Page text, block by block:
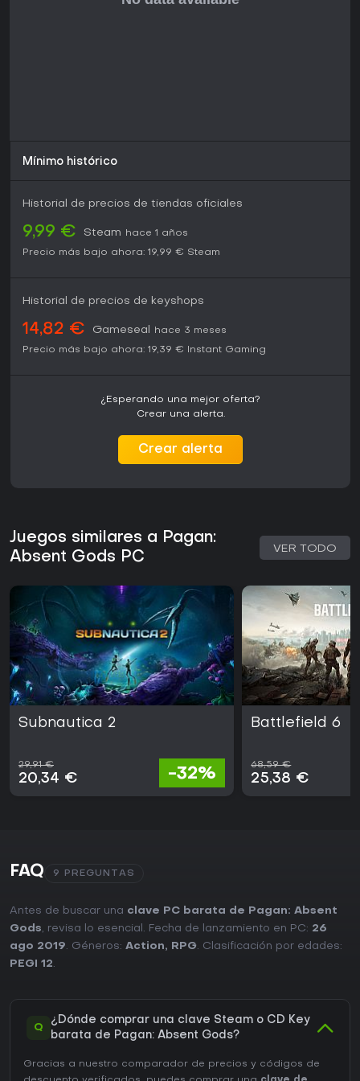
Mínimo histórico
Historial de precios de tiendas oficiales
9,99 € Steam
hace 1 años
Precio más bajo ahora: 19,99 € Steam
Historial de precios de keyshops
14,82 € Gameseal
hace 3 meses
Precio más bajo ahora: 19,39 € Instant Gaming
¿Esperando una mejor oferta?
Crear una alerta.
Crear alerta
Juegos similares a Pagan:
Absent Gods PC
VER TODO
Subnautica 2
29,91 €
20,34 € -32%
Battlefield 6
68,59 €
25,38 €
FAQ 9 PREGUNTAS
Antes de buscar una clave PC barata de Pagan: Absent
Gods, revisa lo esencial. Fecha de lanzamiento en PC: 26
ago 2019. Géneros: Action, RPG. Clasificación por edades:
PEGI 12.
Q
¿Dónde comprar una clave Steam o CD Key
barata de Pagan: Absent Gods?
Gracias a nuestro comparador de precios y códigos de